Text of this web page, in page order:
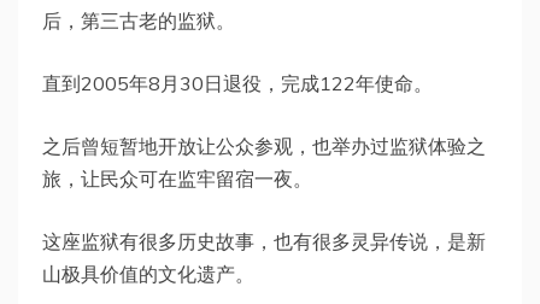
后，第三古老的监狱。
直到2005年8月30日退役，完成122年使命。
之后曾短暂地开放让公众参观，也举办过监狱体验之
旅，让民众可在监牢留宿一夜。
这座监狱有很多历史故事，也有很多灵异传说，是新
山极具价值的文化遗产。